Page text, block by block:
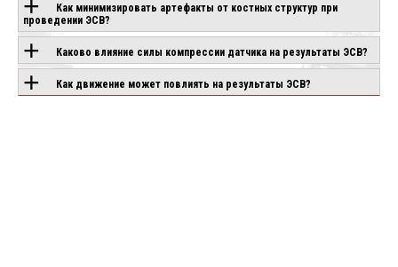
Как минимизировать артефакты от костных структур при
проведении ЭСВ?
Каково влияние силы компрессии датчика на результаты ЭСВ?
Как движение может повлиять на результаты ЭСВ?
AIR
CANON APLIO
BEYOND
Под заказ
CHISON SONOGO
EBIT 90
Под заказ